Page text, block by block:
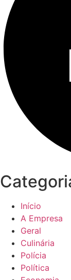
Início
A Empresa
Geral
Culinária
Polícia
Política